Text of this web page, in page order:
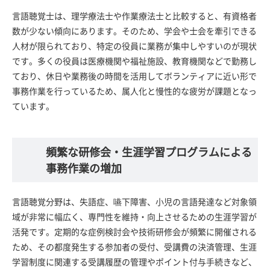
言語聴覚士は、理学療法士や作業療法士と比較すると、有資格者
数が少ない傾向にあります。そのため、学会や士会を牽引できる
人材が限られており、特定の役員に業務が集中しやすいのが現状
です。多くの役員は医療機関や福祉施設、教育機関などで勤務し
ており、休日や業務後の時間を活用してボランティアに近い形で
事務作業を行っているため、属人化と慢性的な疲労が課題となっ
ています。
頻繁な研修会・生涯学習プログラムによる
事務作業の増加
言語聴覚分野は、失語症、嚥下障害、小児の言語発達など対象領
域が非常に幅広く、専門性を維持・向上させるための生涯学習が
活発です。定期的な症例検討会や技術研修会が頻繁に開催される
ため、その都度発生する参加者の受付、受講費の決済管理、生涯
学習制度に関連する受講履歴の管理やポイント付与手続きなど、